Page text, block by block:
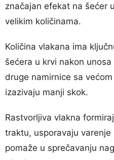
značajan efekat na šećer
velikim količinama.
Količina vlakana ima
šećera u krvi nakon
druge namirnice sa
izazivaju manji skok.
Rastvorljiva vlakna
traktu, usporavaju
pomaže u sprečavanju